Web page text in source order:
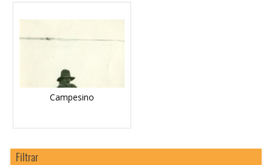
Campesino
Filtrar